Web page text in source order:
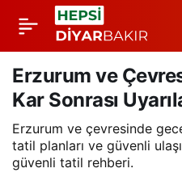
Erzurum ve
Kar Sonrası
Erzurum ve çevresinde
tatil planları ve güvenli
güvenli tatil rehberi.
Orta Koridor’un Karlar
Altında Doğan
Demiryolcu Gösterisi:
Benliahmet ve